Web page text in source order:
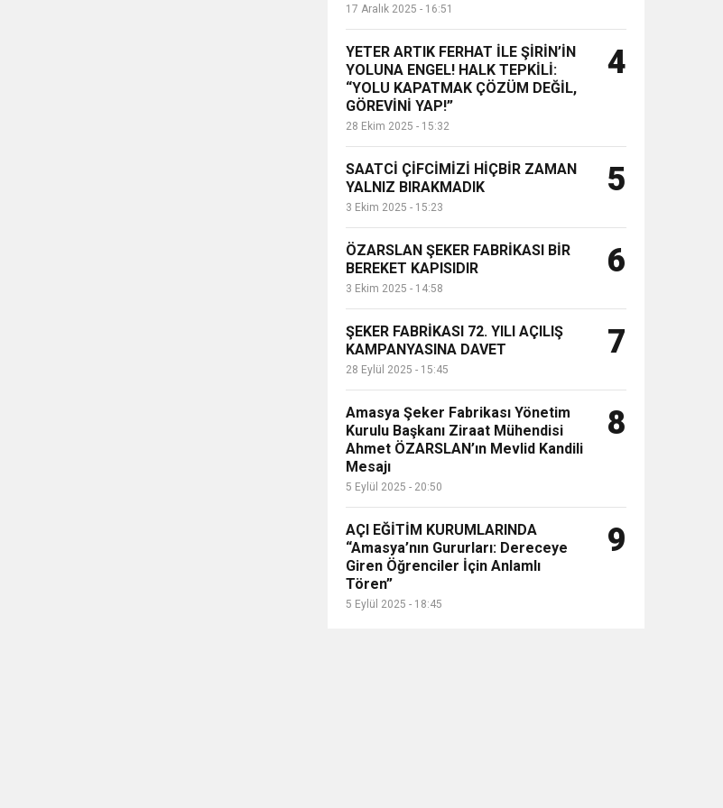
17 Aralık 2025 - 16:51
YETER ARTIK FERHAT İLE ŞİRİN’İN
YOLUNA ENGEL! HALK TEPKİLİ:
“YOLU KAPATMAK ÇÖZÜM DEĞİL,
GÖREVİNİ YAP!”
28 Ekim 2025 - 15:32
4
SAATCİ ÇİFCİMİZİ HİÇBİR ZAMAN
YALNIZ BIRAKMADIK
3 Ekim 2025 - 15:23
5
ÖZARSLAN ŞEKER FABRİKASI BİR
BEREKET KAPISIDIR
3 Ekim 2025 - 14:58
6
ŞEKER FABRİKASI 72. YILI AÇILIŞ
KAMPANYASINA DAVET
28 Eylül 2025 - 15:45
7
Amasya Şeker Fabrikası Yönetim
Kurulu Başkanı Ziraat Mühendisi
Ahmet ÖZARSLAN’ın Mevlid Kandili
Mesajı
5 Eylül 2025 - 20:50
8
AÇI EĞİTİM KURUMLARINDA
“Amasya’nın Gururları: Dereceye
Giren Öğrenciler İçin Anlamlı
Tören”
5 Eylül 2025 - 18:45
9